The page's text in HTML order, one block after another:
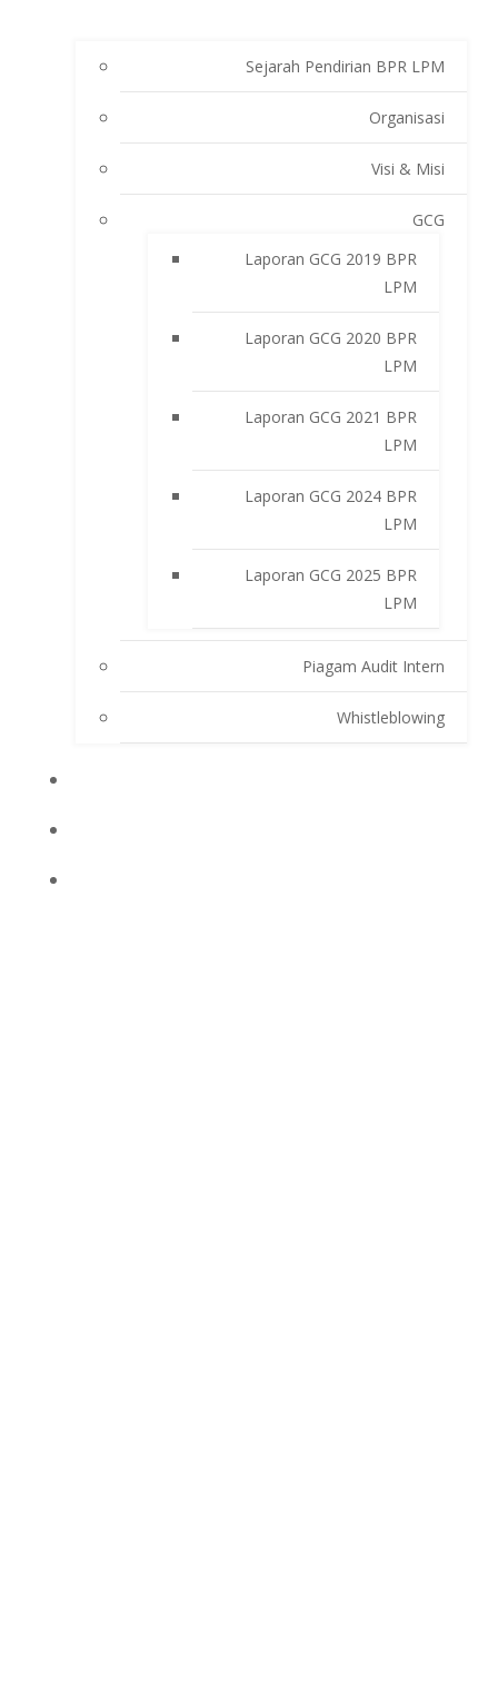
Sejarah Pendirian BPR LPM
Organisasi
Visi & Misi
GCG
Laporan GCG 2019 BPR
LPM
Laporan GCG 2020 BPR
LPM
Laporan GCG 2021 BPR
LPM
Laporan GCG 2024 BPR
LPM
Laporan GCG 2025 BPR
LPM
Piagam Audit Intern
Whistleblowing